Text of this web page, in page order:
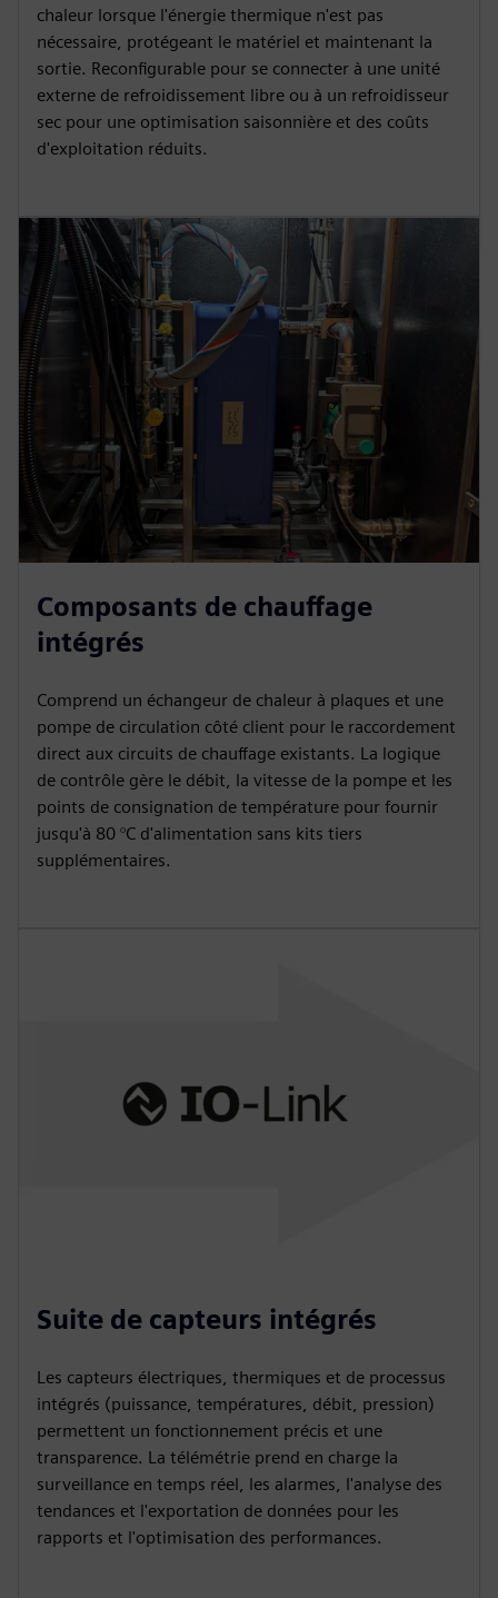
chaleur lorsque l'énergie thermique n'est pas
nécessaire, protégeant le matériel et maintenant la
sortie. Reconfigurable pour se connecter à une unité
externe de refroidissement libre ou à un refroidisseur
sec pour une optimisation saisonnière et des coûts
d'exploitation réduits.
Composants de chauffage
intégrés
Comprend un échangeur de chaleur à plaques et une
pompe de circulation côté client pour le raccordement
direct aux circuits de chauffage existants. La logique
de contrôle gère le débit, la vitesse de la pompe et les
points de consignation de température pour fournir
jusqu'à 80 °C d'alimentation sans kits tiers
supplémentaires.
Suite de capteurs intégrés
Les capteurs électriques, thermiques et de processus
intégrés (puissance, températures, débit, pression)
permettent un fonctionnement précis et une
transparence. La télémétrie prend en charge la
surveillance en temps réel, les alarmes, l'analyse des
tendances et l'exportation de données pour les
rapports et l'optimisation des performances.